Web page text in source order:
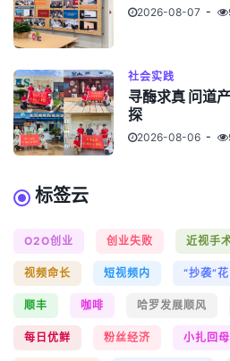
2026-08-07
社会实践
寻酶求真 问道
探
2026-08-06
标签云
O2O创业 创业失败 近视手
视频命长 短视频内 “抄袭”花
顺丰 咖啡 哈罗发展顺风
每日优鲜 粉丝经济 小扎回母